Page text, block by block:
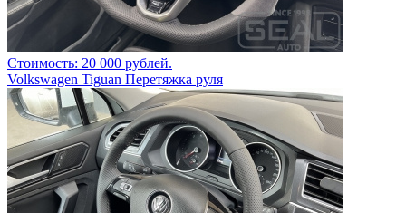
Стоимость: 20 000 рублей.
Volkswagen Tiguan Перетяжка руля